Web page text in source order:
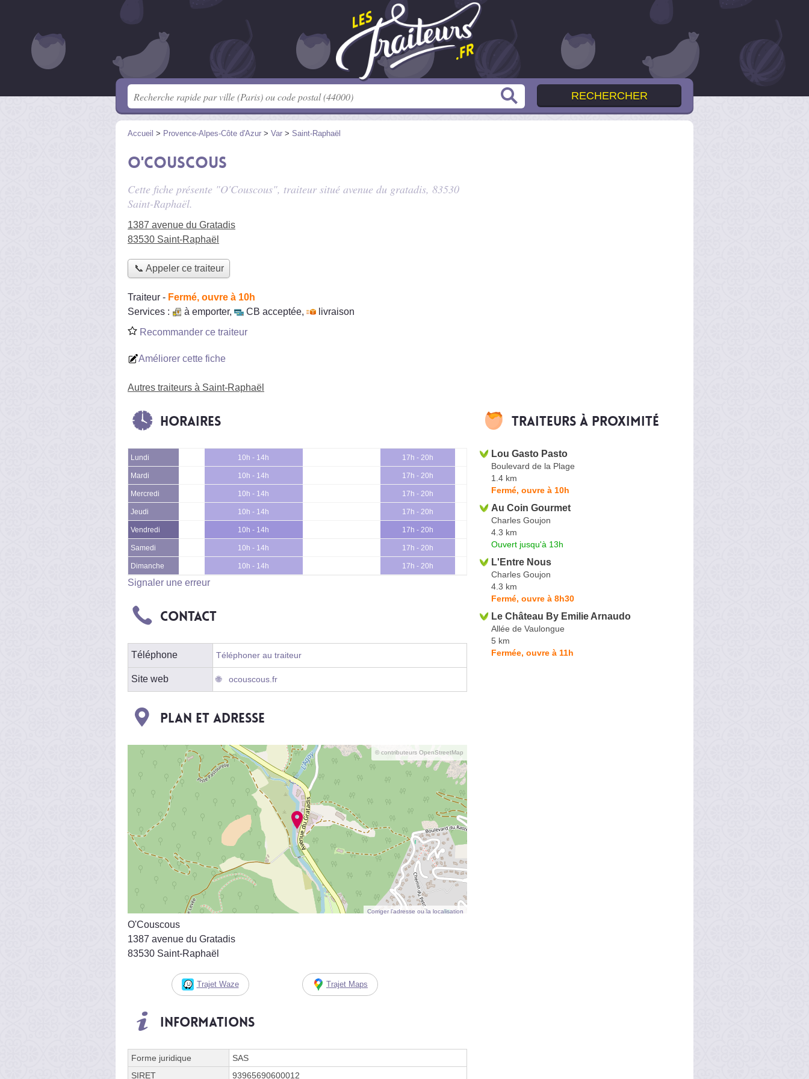
Accueil > Provence-Alpes-Côte d'Azur > Var > Saint-Raphaël
O'Couscous
Cette fiche présente "O'Couscous", traiteur situé avenue du gratadis, 83530
Saint-Raphaël.
1387 avenue du Gratadis
83530 Saint-Raphaël
📞 Appeler ce traiteur
Traiteur - Fermé, ouvre à 10h
Services :
à emporter, CB acceptée,
livraison
Recommander ce traiteur
Améliorer cette fiche
Autres traiteurs à Saint-Raphaël
Horaires
Lundi 10h - 14h 17h - 20h
Mardi 10h - 14h 17h - 20h
Mercredi 10h - 14h 17h - 20h
Jeudi 10h - 14h 17h - 20h
Vendredi 10h - 14h 17h - 20h
Samedi 10h - 14h 17h - 20h
Dimanche 10h - 14h 17h - 20h
Signaler une erreur
Contact
Téléphone Téléphoner au traiteur
Site web ocouscous.fr
Plan et adresse
© contributeurs OpenStreetMap
Corriger l’adresse ou la localisation
O'Couscous
1387 avenue du Gratadis
83530 Saint-Raphaël
Trajet Waze Trajet Maps
Informations
Forme juridique
SAS
SIRET
93965690600012
Traiteurs à proximité
Lou Gasto Pasto
Boulevard de la Plage
1.4 km
Fermé, ouvre à 10h
Au Coin Gourmet
Charles Goujon
4.3 km
Ouvert jusqu'à 13h
L'Entre Nous
Charles Goujon
4.3 km
Fermé, ouvre à 8h30
Le Château By Emilie Arnaudo
Allée de Vaulongue
5 km
Fermée, ouvre à 11h